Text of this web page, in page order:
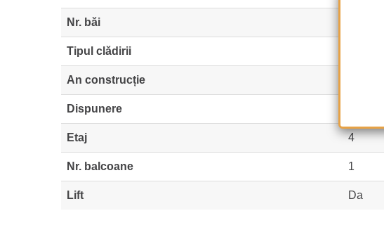
Nr. băi
Tipul clădirii
An construcție
Dispunere
Etaj 4
Nr. balcoane 1
Lift Da